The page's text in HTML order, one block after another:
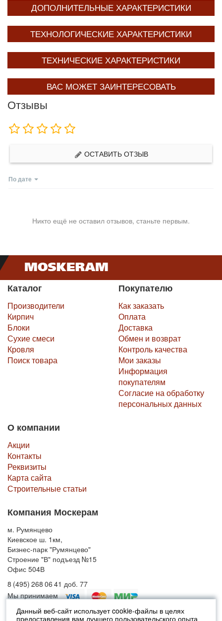
Данный веб-сайт использует cookie-файлы в целях
предоставления вам лучшего пользовательского опыта
ДОПОЛНИТЕЛЬНЫЕ ХАРАКТЕРИСТИКИ
ТЕХНОЛОГИЧЕСКИЕ ХАРАКТЕРИСТИКИ
ТЕХНИЧЕСКИЕ ХАРАКТЕРИСТИКИ
ВАС МОЖЕТ ЗАИНТЕРЕСОВАТЬ
Отзывы
ОСТАВИТЬ ОТЗЫВ
По дате
Никто ещё не оставил отзывов, станьте первым.
Каталог
Производители
Кирпич
Блоки
Сухие смеси
Кровля
Поиск товара
Покупателю
Как заказать
Оплата
Доставка
Обмен и возврат
Контроль качества
Мои заказы
Информация
покупателям
Согласие на обработку
персональных данных
О компании
Акции
Контакты
Реквизиты
Карта сайта
Строительные статьи
Компания Москерам
м. Румянцево
Киевское ш. 1км,
Бизнес-парк "Румянцево"
Строение "В" подъезд №15
Офис 504В
8 (495) 268 06 41 доб. 77
Мы принимаем
© 2010-2026 Москерам